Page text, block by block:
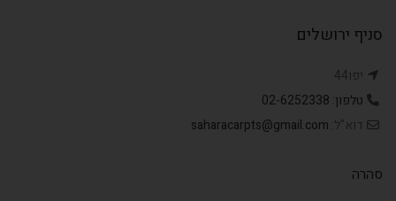
סניף ירושלים
יפו44
טלפון: 02-6252338
דוא"ל: saharacarpts@gmail.com
סהרה